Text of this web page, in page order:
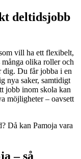
deltidsjobb
vill ha ett flexibelt,
olika roller och
dig. Du får jobba i en
nya saker, samtidigt
jobb inom skola kan
möjligheter – oavsett
Då kan Pamoja vara
– så